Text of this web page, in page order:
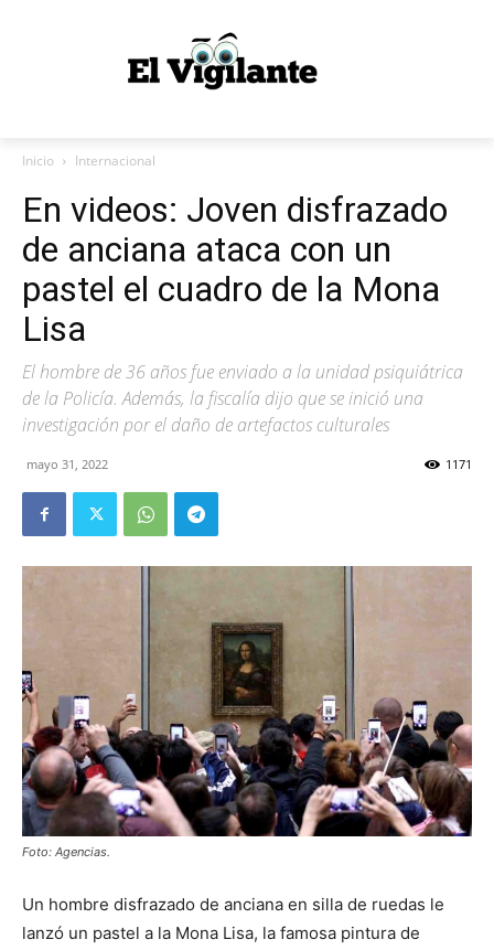
Inicio Internacional
En videos: Joven disfrazado
de anciana ataca con un
pastel el cuadro de la Mona
Lisa
El hombre de 36 años fue enviado a la unidad psiquiátrica
de la Policía. Además, la fiscalía dijo que se inició una
investigación por el daño de artefactos culturales
mayo 31, 2022 1171
Foto: Agencias.
Un hombre disfrazado de anciana en silla de ruedas le
lanzó un pastel a la Mona Lisa, la famosa pintura de